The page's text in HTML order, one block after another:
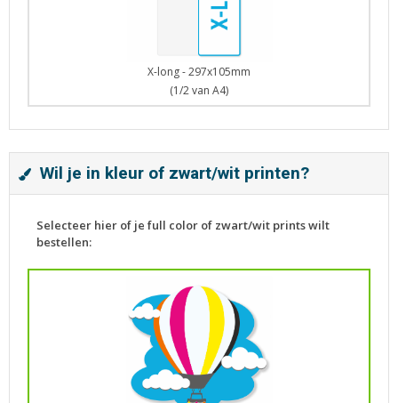
X-long - 297x105mm
(1/2 van A4)
Wil je in kleur of zwart/wit printen?
Selecteer hier of je full color of zwart/wit prints wilt
bestellen: